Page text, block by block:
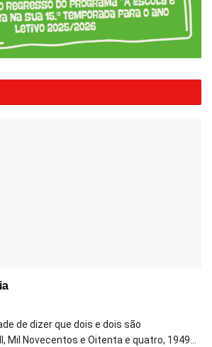
de dizer que dois e dois são
Mil Novecentos e Oitenta e quatro, 1949...